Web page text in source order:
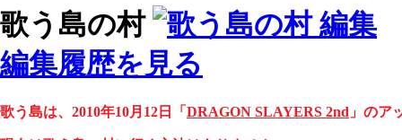
歌う島の村
編集履歴を見る
歌う島は、2010年10月12日「 DRAGON SLAYERS 2nd 」のア